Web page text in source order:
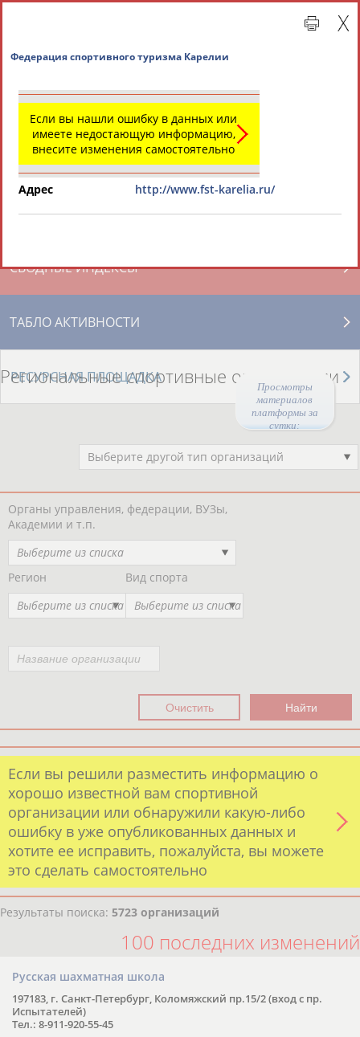
Просмотры
материалов
платформы за
сутки:
СВОДНЫЕ ИНДЕКСЫ
ТАБЛО АКТИВНОСТИ
РЕСУРСНАЯ ПЛОЩАДКА
Региональные спортивные организации
Выберите другой тип организаций
Органы управления, федерации, ВУЗы,
Академии и т.п.
Выберите из списка
Регион
Выберите из списка
Вид спорта
Выберите из списка
Если вы решили разместить информацию о
хорошо известной вам спортивной
организации или обнаружили какую-либо
ошибку в уже опубликованных данных и
хотите ее исправить, пожалуйста, вы можете
это сделать самостоятельно
Результаты поиска: 5723 организаций
100 последних изменений
Русская шахматная школа
197183, г. Санкт-Петербург, Коломяжский пр.15/2 (вход с пр.
Испытателей)
Тел.: 8-911-920-55-45
Если вы нашли ошибку в данных или
имеете недостающую информацию,
внесите изменения самостоятельно
Адрес http://www.fst-karelia.ru/